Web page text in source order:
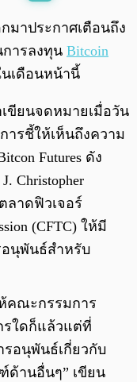
0:00
มาประกาศเตือนถึง
ารลงทุน Bitcoin
นเดือนหน้านี้
เขียนจดหมายเมื่อวัน
รชี้ให้เห็นถึงความ
Futures ดัง
Christopher
ลาดฟิวเจอร์
(CFTC) ให้มี
นุพันธ์สำหรับ
คณะกรรมการ
รใดก็แล้วแต่ที่
รอนุพันธ์เกี่ยวกับ
ด้านอื่นๆ” เขียน